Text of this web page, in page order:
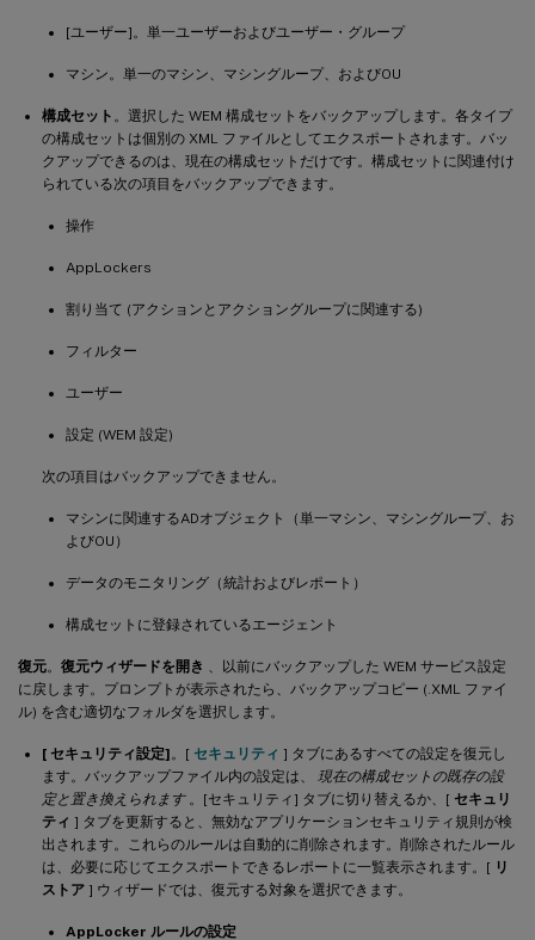
[ユーザー]。単一ユーザーおよびユーザー・グループ
マシン。単一のマシン、マシングループ、およびOU
構成セット 。選択した WEM 構成セットをバックアップします。各タイプ
の構成セットは個別の XML ファイルとしてエクスポートされます。バッ
クアップできるのは、現在の構成セットだけです。構成セットに関連付け
られている次の項目をバックアップできます。
操作
AppLockers
割り当て (アクションとアクショングループに関連する)
フィルター
ユーザー
設定 (WEM 設定)
次の項目はバックアップできません。
マシンに関連するADオブジェクト（単一マシン、マシングループ、お
よびOU）
データのモニタリング（統計およびレポート）
構成セットに登録されているエージェント
復元。 復元ウィザードを開き
、以前にバックアップした WEM サービス設定
に戻します。プロンプトが表示されたら、バックアップコピー (.XML ファイ
ル) を含む適切なフォルダを選択します。
[ セキュリティ設定] 。[ セキュリティ ] タブにあるすべての設定を復元し
ます。バックアップファイル内の設定は、 現在の構成セットの既存の設
定と置き換えられます。[セキュリティ] タブに切り替えるか、[ セキュリ
ティ ] タブを更新すると、無効なアプリケーションセキュリティ規則が検
出されます。これらのルールは自動的に削除されます。削除されたルール
は、必要に応じてエクスポートできるレポートに一覧表示されます。[ リ
ストア ] ウィザードでは、復元する対象を選択できます。
AppLocker ルールの設定